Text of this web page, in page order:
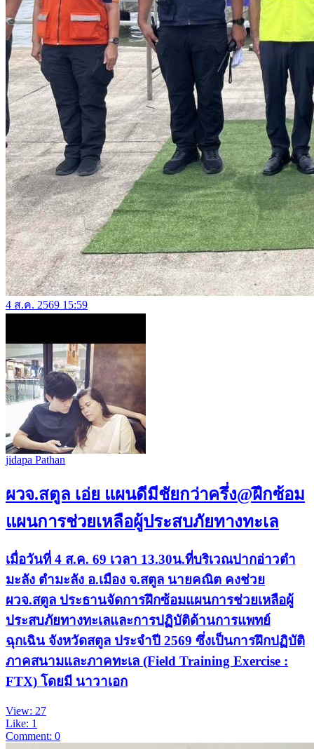
4 ส.ค. 2569 15:59
jidapa Pathan
ผวจ.สตูล เอ่ย แผนดีมีชัยกว่าครึ่ง@ฝึกซ้อม
แผนการช่วยเหลือผู้ประสบภัยทางทะเล
เมื่อวันที่ 4 ส.ค. 69 เวลา 13.30น.ที่บริเวณปากอ่าวตำ
มะลัง ตำมะลัง อ.เมือง จ.สตูล นายคณิต คงช่วย
ผวจ.สตูล ประธานจัดการฝึกซ้อมแผนการช่วยเหลือผู้
ประสบภัยทางทะเลและการปฏิบัติด้านการแพทย์
ฉุกเฉิน จังหวัดสตูล ประจำปี 2569 ซึ่งเป็นการฝึกปฏิบัติ
ภาคสนามและภาคทะเล (Field Training Exercise :
FTX) โดยมี นาวาเอก
View: 27
Like: 1
Comment: 0